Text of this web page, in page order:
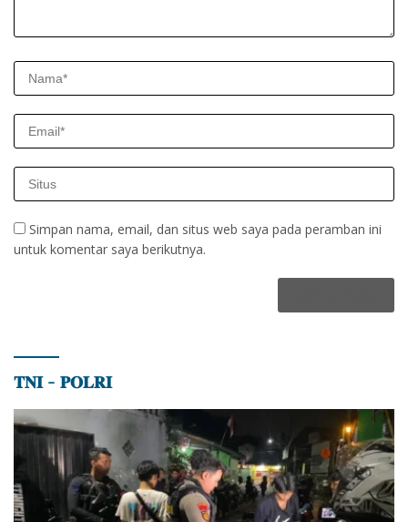
Simpan nama, email, dan situs web saya pada peramban ini
untuk komentar saya berikutnya.
𝐓𝐍𝐈 – 𝐏𝐎𝐋𝐑𝐈